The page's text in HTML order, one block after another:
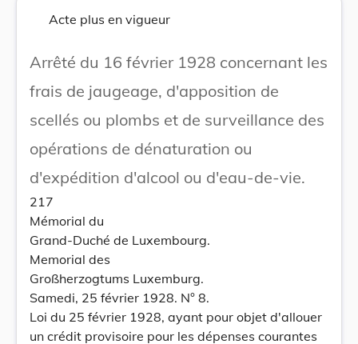
Acte plus en vigueur
Arrêté du 16 février 1928 concernant les
frais de jaugeage, d'apposition de
scellés ou plombs et de surveillance des
opérations de dénaturation ou
d'expédition d'alcool ou d'eau-de-vie.
217
Mémorial du
Grand-Duché de Luxembourg.
Memorial des
Großherzogtums Luxemburg.
Samedi, 25 février 1928. N° 8.
Loi du 25 février 1928, ayant pour objet d'allouer
un crédit provisoire pour les dépenses courantes